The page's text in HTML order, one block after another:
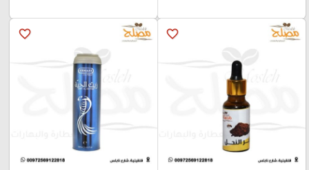
favorite_border
favorite_border